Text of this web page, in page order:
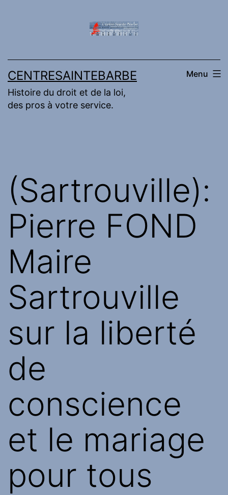
CENTRESAINTEBARBE
Histoire du droit et de la loi,
des pros à votre service.
Menu
(Sartrouville):
Pierre FOND
Maire
Sartrouville
sur la liberté
de
conscience
et le mariage
pour tous